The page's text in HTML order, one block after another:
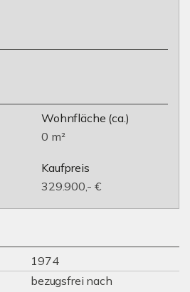
Wohnfläche (ca.)
0 m²
Kaufpreis
329.900,- €
1974
bezugsfrei nach